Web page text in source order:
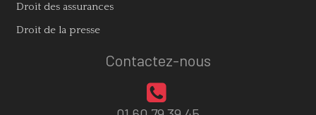
Droit des assurances
Droit de la presse
Contactez-nous